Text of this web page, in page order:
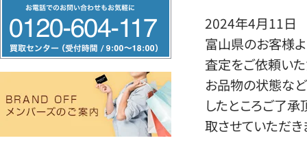
リ
ー
ヤ
2024年4月11日
富山県のお客様よ
査定をご依頼いた
お品物の状態など
したところご了
取させていただき